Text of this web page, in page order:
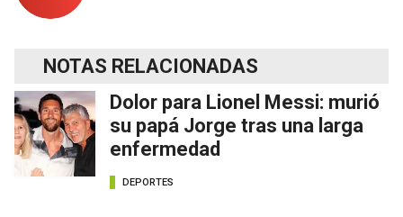
NOTAS RELACIONADAS
Dolor para Lionel Messi: murió
su papá Jorge tras una larga
enfermedad
DEPORTES